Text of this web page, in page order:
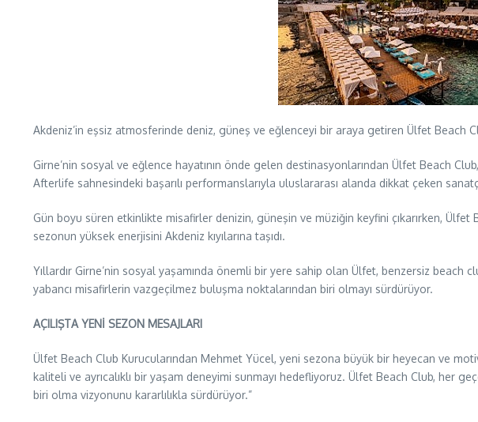
Akdeniz’in eşsiz atmosferinde deniz, güneş ve eğlenceyi bir araya getiren Ülfet Beach
Girne’nin sosyal ve eğlence hayatının önde gelen destinasyonlarından Ülfet Beach
Afterlife sahnesindeki başarılı performanslarıyla uluslararası alanda dikkat çeken
Gün boyu süren etkinlikte misafirler denizin, güneşin ve müziğin keyfini çıkarırken, Ülfet
sezonun yüksek enerjisini Akdeniz kıyılarına taşıdı.
Yıllardır Girne’nin sosyal yaşamında önemli bir yere sahip olan Ülfet, benzersiz
yabancı misafirlerin vazgeçilmez buluşma noktalarından biri olmayı sürdürüyor.
AÇILIŞTA YENİ SEZON MESAJLARI
Ülfet Beach Club Kurucularından Mehmet Yücel, yeni sezona büyük bir heyecan ve
kaliteli ve ayrıcalıklı bir yaşam deneyimi sunmayı hedefliyoruz. Ülfet Beach Club, her
biri olma vizyonunu kararlılıkla sürdürüyor.”